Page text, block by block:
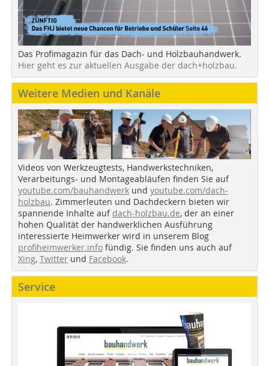
Das Profimagazin für das Dach- und Holzbauhandwerk.
Hier geht es zur aktuellen Ausgabe der dach+holzbau.
Weitere Medien und Kanäle
Videos von Werkzeugtests, Handwerkstechniken,
Verarbeitungs- und Montageabläufen finden Sie auf
youtube.com/bauhandwerk und youtube.com/dach-
holzbau. Zimmerleuten und Dachdeckern bieten wir
spannende Inhalte auf dach-holzbau.de, der an einer
hohen Qualität der handwerklichen Ausführung
interessierte Heimwerker wird in unserem Blog
profiheimwerker.info fündig. Sie finden uns auch auf
Xing, Twitter und Facebook.
Service